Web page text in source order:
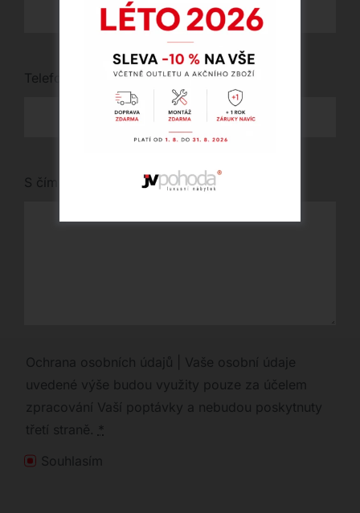
Telefon
S čím vám můžeme pomoci?
Ochrana osobních údajů | Vaše osobní údaje
uvedené výše budou využity pouze za účelem
zpracování Vaší poptávky a nebudou poskytnuty
třetí straně. *
Souhlasím